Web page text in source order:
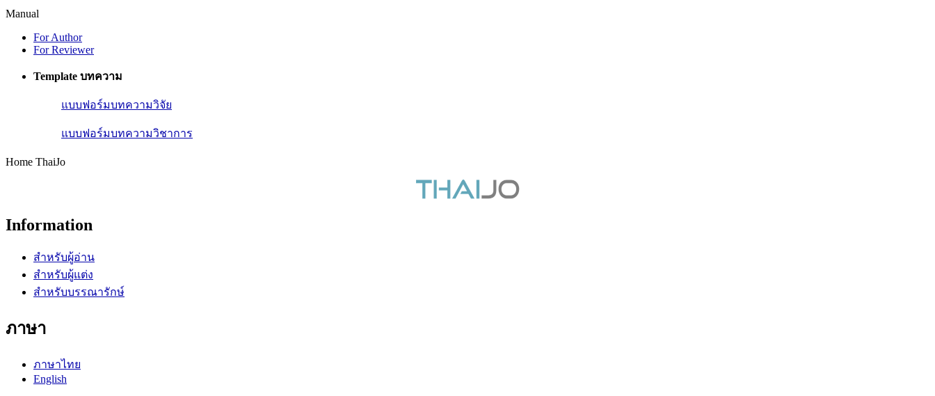
Manual
For Author
For Reviewer
Template บทความ
แบบฟอร์มบทความวิจัย
แบบฟอร์มบทความวิชาการ
Home ThaiJo
Information
สำหรับผู้อ่าน
สำหรับผู้แต่ง
สำหรับบรรณารักษ์
ภาษา
ภาษาไทย
English